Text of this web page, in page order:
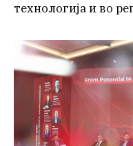
технологија и во